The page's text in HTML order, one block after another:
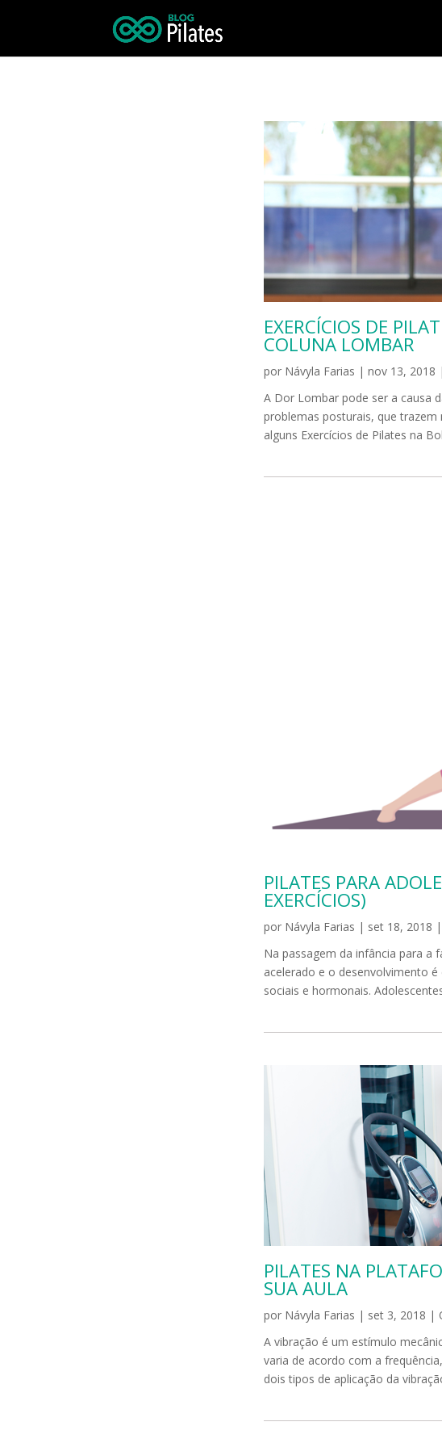
EXERCÍCIOS DE
COLUNA LOMBAR
por Návyla Farias | nov 13, 2018 |
A Dor Lombar pode ser a causa
problemas posturais, que
alguns Exercícios de Pilates na
PILATES PARA
EXERCÍCIOS)
por Návyla Farias | set 18, 2018 |
Na passagem da infância para a
acelerado e o desenvolvimento
sociais e hormonais.
PILATES NA
SUA AULA
por Návyla Farias | set 3, 2018 |
A vibração é um estímulo
varia de acordo com a
dois tipos de aplicação da